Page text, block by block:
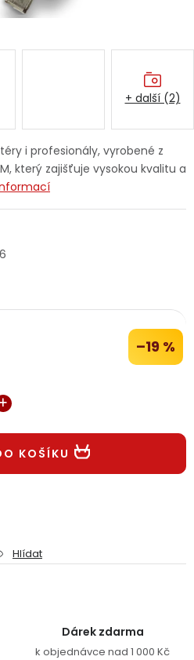
(B2B)
Kontakt
Odstoupení ve lhůtě 14 dní
údajů
i profesionály, vyrobené z
který zajišťuje vysokou kvalitu a
–19 %
KOŠÍKU
Hlídat
+ další (2)
Dárek zdarma
k objednávce nad 1 000 Kč